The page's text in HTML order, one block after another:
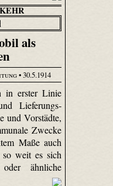
als
• 30.5.1914
in erster Linie
Liefe­rungs­
und Vorstädte,
Zwecke
Maße auch
so weit es sich
ähnliche